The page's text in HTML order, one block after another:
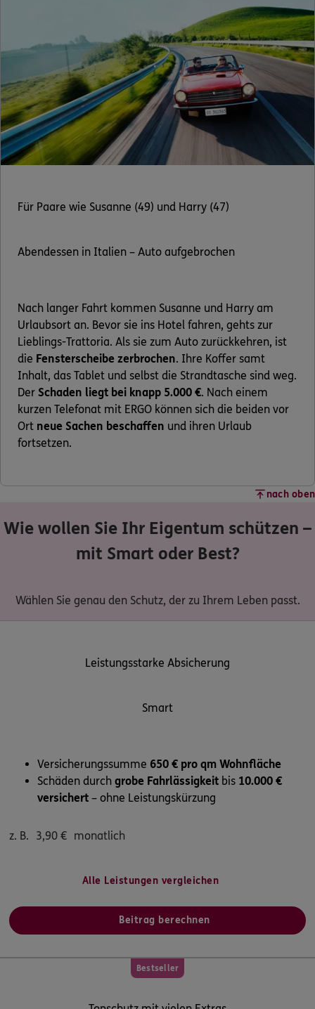
Für Paare wie Susanne (49) und Harry (47)
Abendessen in Italien – Auto aufgebrochen
Nach langer Fahrt kommen Susanne und Harry am
Urlaubsort an. Bevor sie ins Hotel fahren, gehts zur
Lieblings-Trattoria. Als sie zum Auto zurückkehren, ist
die Fensterscheibe zerbrochen. Ihre Koffer samt
Inhalt, das Tablet und selbst die Strandtasche sind weg.
Der Schaden liegt bei knapp 5.000 €. Nach einem
kurzen Telefonat mit ERGO können sich die beiden vor
Ort neue Sachen beschaffen und ihren Urlaub
fortsetzen.
nach oben
Wie wollen Sie Ihr Eigentum schützen –
mit Smart oder Best?
Wählen Sie genau den Schutz, der zu Ihrem Leben passt.
Leistungsstarke Absicherung
Smart
Versicherungssumme 650 € pro qm Wohnfläche
Schäden durch grobe Fahrlässigkeit bis 10.000 €
versichert – ohne Leistungskürzung
z. B. 3,90 € monatlich
Alle Leistungen vergleichen
Beitrag berechnen
Bestseller